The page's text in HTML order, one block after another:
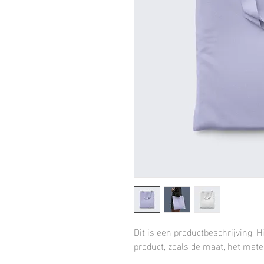
Dit is een productbeschrijving.
product, zoals de maat, het